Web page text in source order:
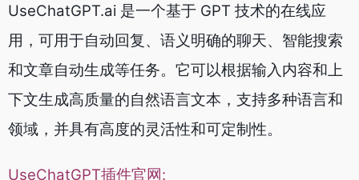
UseChatGPT.ai 是一个基于 GPT 技术的在线应
用，可用于自动回复、语义明确的聊天、智能搜索
和文章自动生成等任务。它可以根据输入内容和上
下文生成高质量的自然语言文本，支持多种语言和
领域，并具有高度的灵活性和可定制性。
UseChatGPT插件官网: